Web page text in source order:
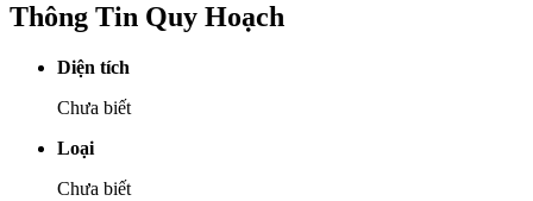
Thông Tin Quy Hoạch
Diện tích
Chưa biết
Loại
Chưa biết